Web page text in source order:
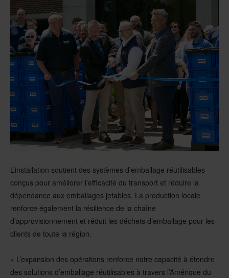
L’installation soutient des systèmes d’emballage réutilisables
conçus pour améliorer l’efficacité du transport et réduire la
dépendance aux emballages jetables. La production locale
renforce également la résilience de la chaîne
d’approvisionnement et réduit les déchets d’emballage pour les
clients de toute la région.
« L’expansion des opérations renforce notre capacité à étendre
des solutions d’emballage réutilisables à travers l’Amérique du